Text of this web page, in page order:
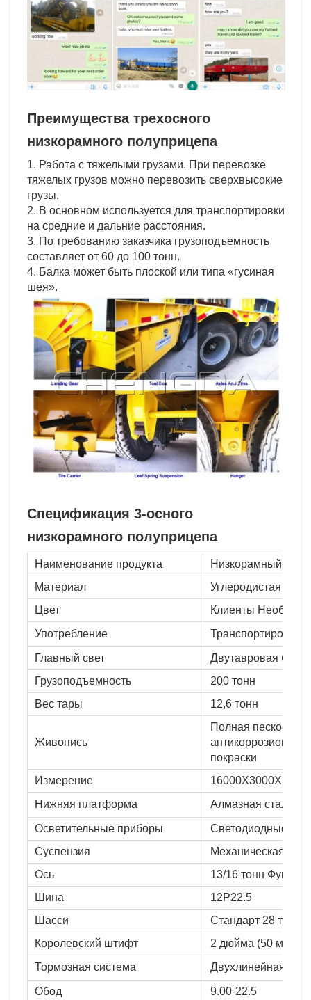
Преимущества трехосного
низкорамного полуприцепа
1. Работа с тяжелыми грузами. При перевозке
тяжелых грузов можно перевозить сверхвысокие
грузы.
2. В основном используется для транспортировки
на средние и дальние расстояния.
3. По требованию заказчика грузоподъемность
составляет от 60 до 100 тонн.
4. Балка может быть плоской или типа «гусиная
шея».
Спецификация 3-осного
низкорамного полуприцепа
Наименование продукта
Низкорамный
Материал
Углеродистая
Цвет
Клиенты
Употребление
Главный свет
Двутавровая
Грузоподъемность
200 тонн
Вес тары
12,6 тонн
Живопись
Полная
антикоррозионной
покраски
Измерение
16000Х3000Х1750
Нижняя платформа
Алмазная
Осветительные приборы
Светодиодные
Суспензия
Механическая
Ось
13/16 тонн Фува/
Шина
12Р22.5
Шасси
Стандарт 28 тонн
Королевский штифт
2 дюйма (50 мм)
Тормозная система
Двухлинейная
Обод 9.00-22.5